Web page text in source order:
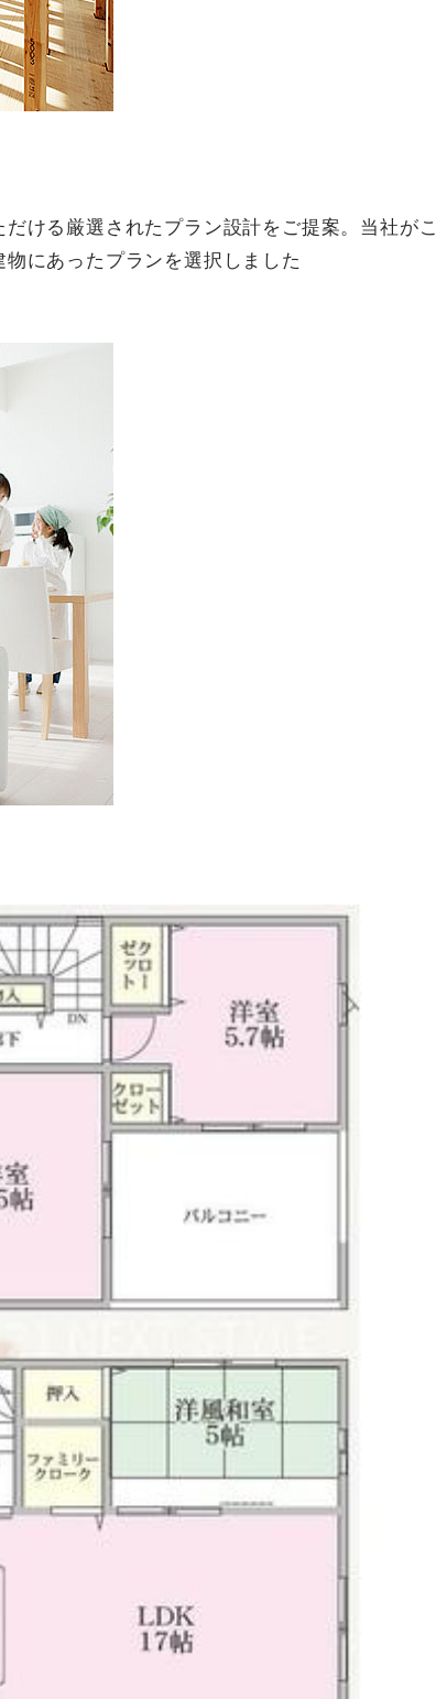
ける厳選されたプラン設計をご提案。当社がこ
にあったプランを選択しました